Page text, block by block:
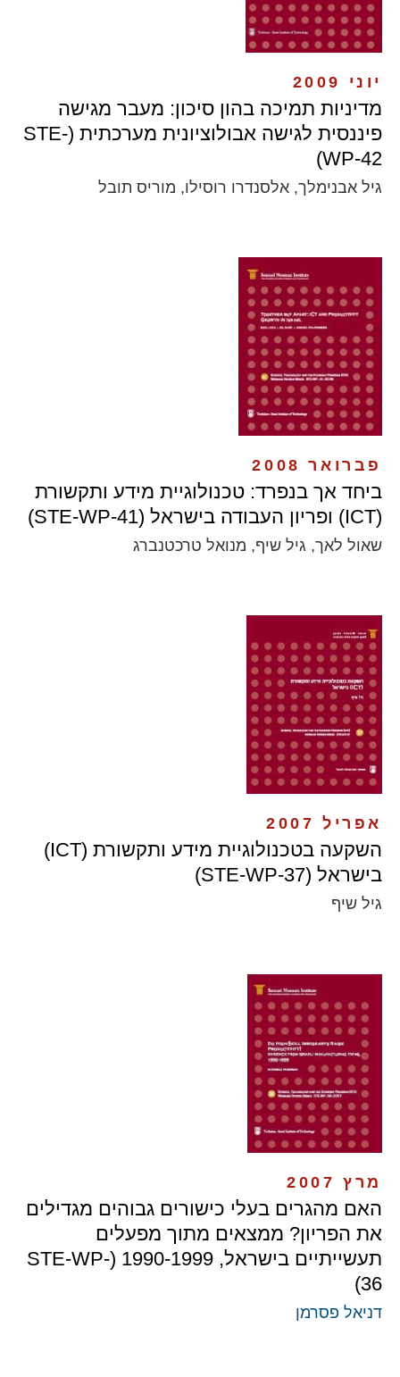
יוני 2009
מדיניות תמיכה בהון סיכון: מעבר מגישה
פיננסית לגישה אבולוציונית מערכתית (STE-
WP-42)
גיל אבנימלך, אלסנדרו רוסילו, מוריס תובל
פברואר 2008
ביחד אך בנפרד: טכנולוגיית מידע ותקשורת
(ICT) ופריון העבודה בישראל (STE-WP-41)
שאול לאך, גיל שיף, מנואל טרכטנברג
אפריל 2007
השקעה בטכנולוגיית מידע ותקשורת (ICT)
בישראל (STE-WP-37)
גיל שיף
מרץ 2007
האם מהגרים בעלי כישורים גבוהים מגדילים
את הפריון? ממצאים מתוך מפעלים
תעשייתיים בישראל, 1990-1999 (STE-WP-
36)
דניאל פסרמן